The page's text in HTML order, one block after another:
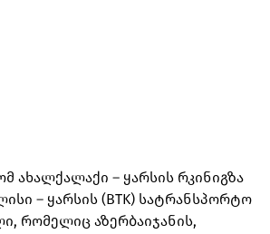
ახალქალაქი – ყარსის რკინიგზა
– ყარსის (BTK) სატრანსპორტო
რომელიც აზერბაიჯანის,